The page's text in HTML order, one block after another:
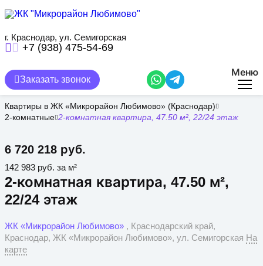
содержанию
г. Краснодар, ул. Семигорская
+7 (938) 475-54-69
Заказать звонок
Меню
Квартиры в ЖК «Микрорайон Любимово» (Краснодар)
2-комнатные 2-комнатная квартира, 47.50 м², 22/24 этаж
2-комнатная квартира, 47.50 м²,
22/24 этаж
6 720 218 руб.
ЖК «Микрорайон Любимово» , Краснодарский край,
Краснодар, ЖК «Микрорайон Любимово», ул. Семигорская На
карте
142 983 руб. за м²